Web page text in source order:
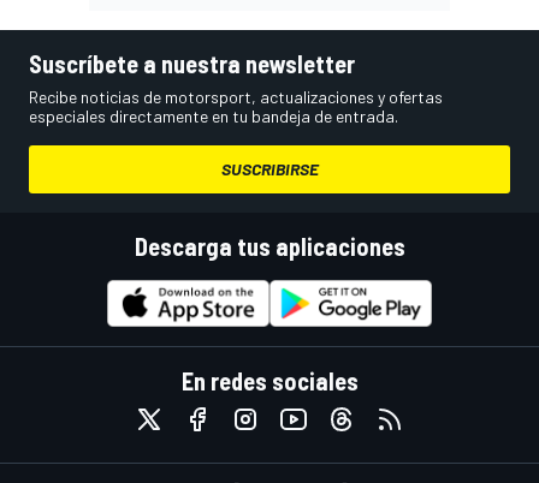
Suscríbete a nuestra newsletter
Recibe noticias de motorsport, actualizaciones y ofertas
especiales directamente en tu bandeja de entrada.
SUSCRIBIRSE
Descarga tus aplicaciones
En redes sociales